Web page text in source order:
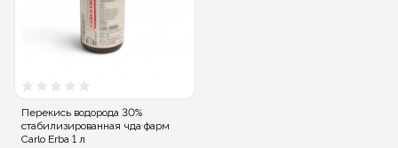
Перекись водорода 30%
стабилизированная чда фарм
Carlo Erba 1 л